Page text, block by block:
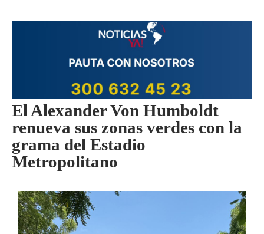
El Alexander Von Humboldt
renueva sus zonas verdes con la
grama del Estadio
Metropolitano